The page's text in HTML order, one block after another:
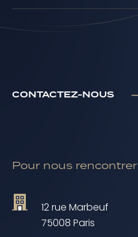
CONTACTEZ-NOUS
Pour nous rencontrer
12 rue Marbeuf
75008 Paris